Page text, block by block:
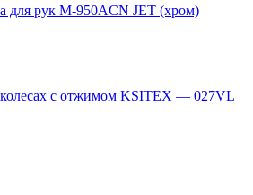
для рук M-950ACN JET (хром)